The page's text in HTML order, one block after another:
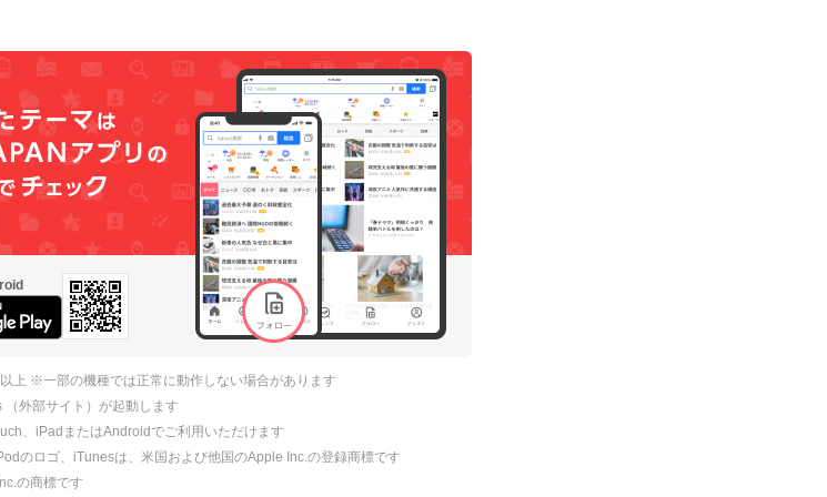
上 ※一部の機種では正常に動作しない場合があります
（外部サイト）が起動します
、iPadまたはAndroidでご利用いただけます
のロゴ、iTunesは、米国および他国のApple Inc.の登録商標です
の商標です